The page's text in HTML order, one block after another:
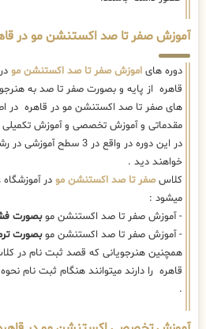
در این دوره در واقع در 3
خواهند دید .
صفر تا صد اکستنشن مو
در
میشود :
- آموزش صفر تا صد اکستنشن موبصورت
- آموزش صفر تا صد اکستنشن مو بصورت
همچنین هنرجویانی که قصد ثبت نام در
قاهره را دارند میتوانند هنگام ثبت نام
.
آموزش تخصصی اکستنشن مو در
نحوه برگزاری دوره های اموزشی اکستنشن
گوناگون بوده بطوریکه که از دوره های
اکستنشن مو
در دسترس دارد تصمیم